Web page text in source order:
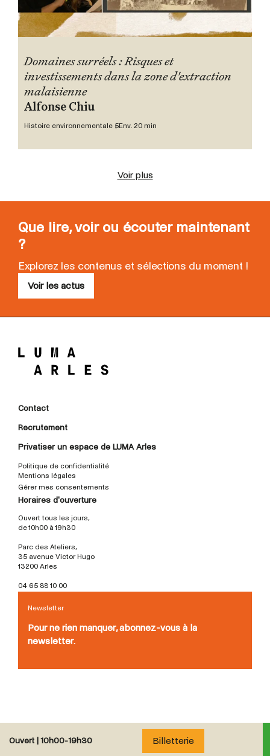
Ouvert | 10h00-19h30 Billetterie
Domaines surréels : Risques et
investissements dans la zone d'extraction
malaisienne
Alfonse Chiu
Histoire environnementale 5Env. 20 min
Voir plus
Que lire, voir ou écouter maintenant
?
Explorez les contenus et sélections du moment !
Voir les actus
Contact
Recrutement
Privatiser un espace de LUMA Arles
Politique de confidentialité
Mentions légales
Gérer mes consentements
Horaires d'ouverture
Ouvert tous les jours,
de 10h00 à 19h30
Parc des Ateliers,
35 avenue Victor Hugo
13200 Arles
04 65 88 10 00
Newsletter
Pour ne rien manquer, abonnez-vous à la
newsletter.